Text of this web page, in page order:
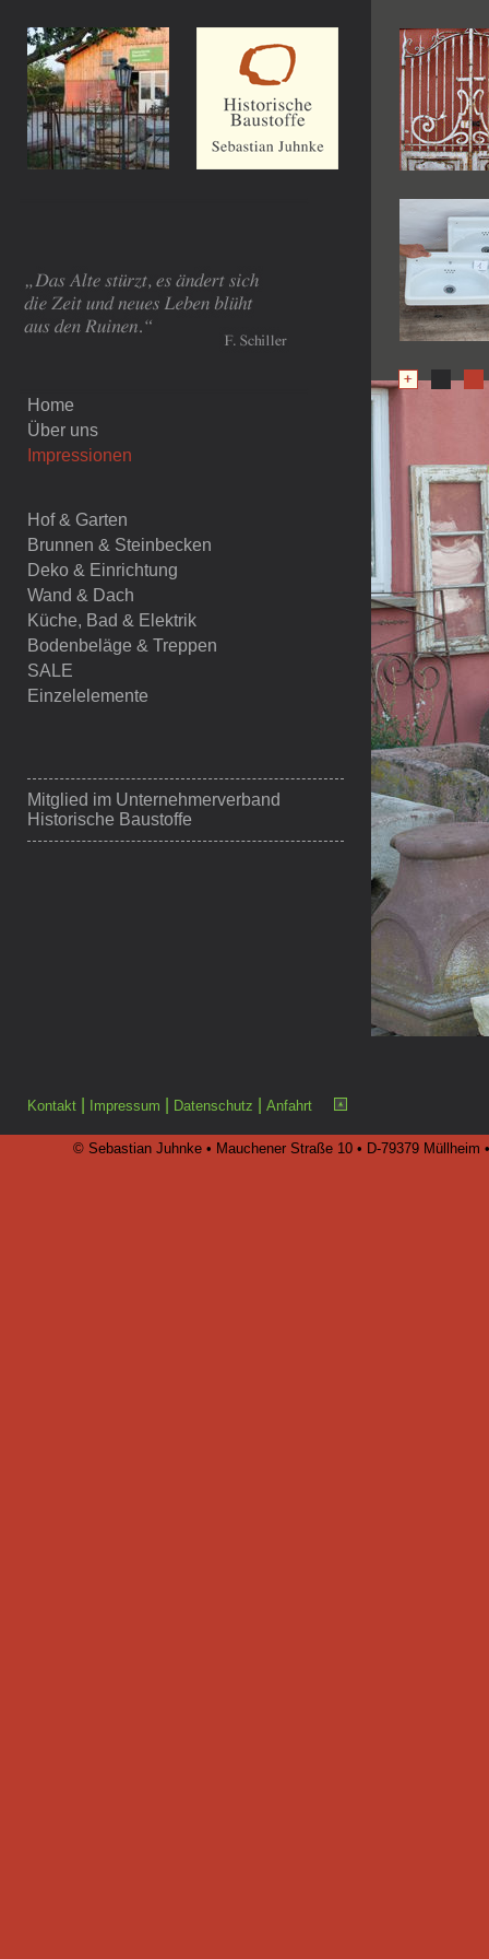
Home
Über uns
Impressionen
Hof & Garten
Brunnen & Steinbecken
Deko & Einrichtung
Wand & Dach
Küche, Bad & Elektrik
Bodenbeläge & Treppen
SALE
Einzelelemente
Mitglied im Unternehmerverband
Historische Baustoffe
Kontakt Impressum Datenschutz Anfahrt
© Sebastian Juhnke • Mauchener Straße 10 • D-79379